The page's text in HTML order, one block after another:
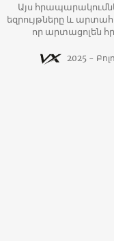
Այս
եզրույթները և
որ արտացոլեն
2025 -